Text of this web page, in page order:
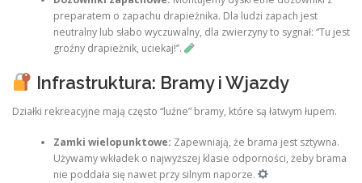
preparatem o zapachu drapieżnika. Dla ludzi zapach jest
neutralny lub słabo wyczuwalny, dla zwierzyny to sygnał: “Tu jest
groźny drapieżnik, uciekaj!”.
Infrastruktura: Bramy i Wjazdy
Działki rekreacyjne mają często “luźne” bramy, które są łatwym łupem.
Zamki wielopunktowe: Zapewniają, że brama jest sztywna.
Używamy wkładek o najwyższej klasie odporności, żeby brama
nie poddała się nawet przy silnym naporze.